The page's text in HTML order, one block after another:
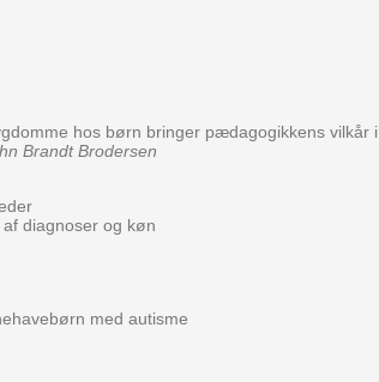
hos børn bringer pædagogikkens vilkår
Brandt Brodersen
diagnoser og køn
med autisme